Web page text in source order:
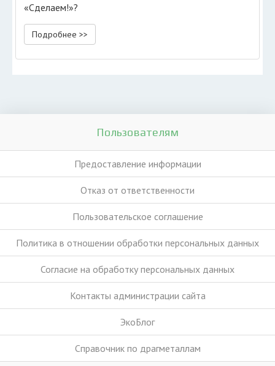
«Сделаем!»?
Подробнее >>
Пользователям
Предоставление информации
Отказ от ответственности
Пользовательское соглашение
Политика в отношении обработки персональных данных
Согласие на обработку персональных данных
Контакты администрации сайта
ЭкоБлог
Справочник по драгметаллам